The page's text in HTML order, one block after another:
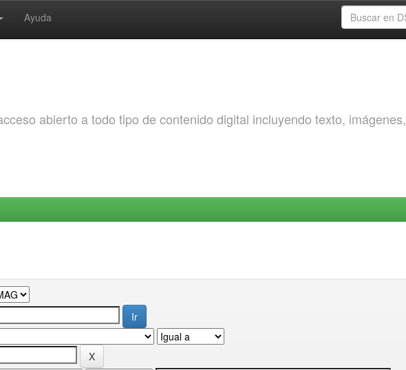
Ayuda
abierto a todo tipo de contenido digital incluyendo texto, imágenes,